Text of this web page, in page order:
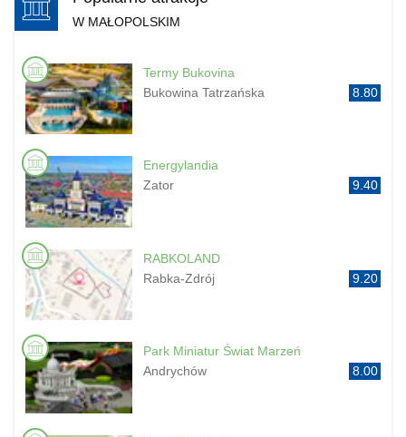
W MAŁOPOLSKIM
Termy Bukovina
Bukowina Tatrzańska
8.80
Energylandia
Zator
9.40
RABKOLAND
Rabka-Zdrój
9.20
Park Miniatur Świat Marzeń
Andrychów
8.00